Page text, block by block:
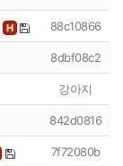
H 88c10866
8dbf08c2
강아지
842d0816
7f72080b